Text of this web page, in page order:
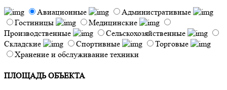
Авиационные
Административные
Гостиницы
Медицинские
Производственные
Сельскохозяйственные
Складские
Спортивные
Торговые
Хранение и обслуживание техники
ПЛОЩАДЬ ОБЪЕКТА